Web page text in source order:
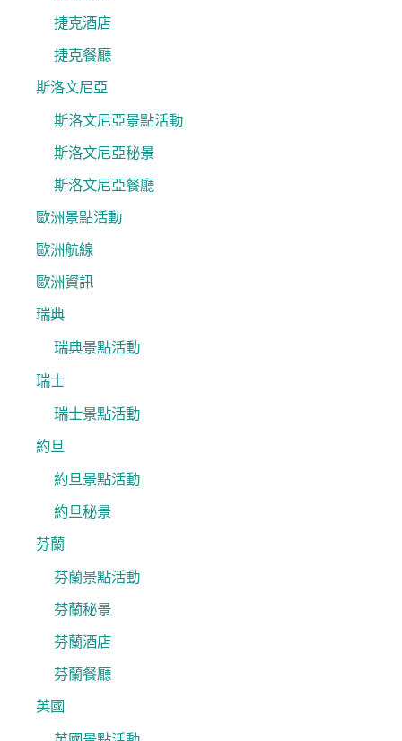
捷克酒店
捷克餐廳
斯洛文尼亞
斯洛文尼亞景點活動
斯洛文尼亞秘景
斯洛文尼亞餐廳
歐洲景點活動
歐洲航線
歐洲資訊
瑞典
瑞典景點活動
瑞士
瑞士景點活動
約旦
約旦景點活動
約旦秘景
芬蘭
芬蘭景點活動
芬蘭秘景
芬蘭酒店
芬蘭餐廳
英國